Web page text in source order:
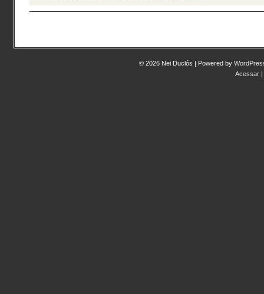
© 2026 Nei Duclós | Powered by
Acessar